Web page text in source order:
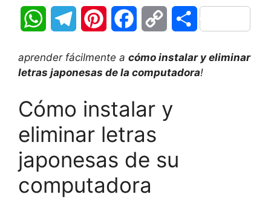
W
a
s
A
p
p
l
r
a
m
n
e
r
e
s
c
b
o
o
p
L
n
C
m
aprender fácilmente a cómo instalar y eliminar
letras japonesas de la computadora!
Cómo instalar y
eliminar letras
japonesas de su
computadora